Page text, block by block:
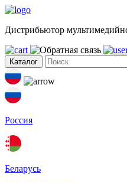
Дистрибьютор
Каталог
Россия
Беларусь